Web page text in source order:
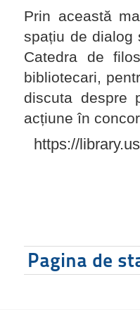
Prin această
spațiu de dialog
Catedra de
bibliotecari,
discuta despre
acțiune în
https://
Pagina de